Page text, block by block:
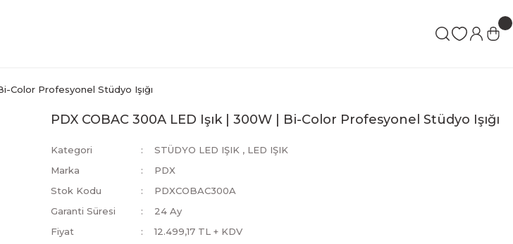
Color Profesyonel Stüdyo Işığı
PDX COBAC 300A LED Işık | 300W | Bi-Color Profesyonel Stüdyo Işığı
Kategori STÜDYO LED IŞIK , LED IŞIK
Marka
PDX
Stok Kodu
PDXCOBAC300A
Garanti Süresi
24 Ay
Fiyat
12.499,17 TL + KDV